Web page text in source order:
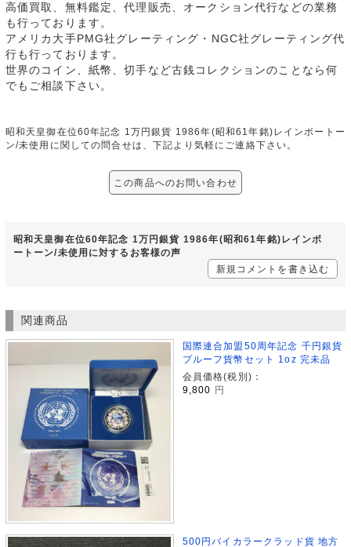
高価買取、無料鑑定、代理販売、オークション代行などの業務
も行っております。
アメリカ大手PMG社グレーティング・NGC社グレーティング代
行も行っております。
世界のコイン、紙幣、切手など古銭コレクションのことなら何
でもご相談下さい。
昭和天皇御在位60年記念 1万円銀貨 1986年(昭和61年銘)レインボートー
ン/未使用に関しての問合せは、下記より気軽にご連絡下さい。
この商品へのお問い合わせ
昭和天皇御在位60年記念 1万円銀貨 1986年(昭和61年銘)レインボ
ートーン/未使用に対するお客様の声
新規コメントを書き込む
関連商品
国際連合加盟50周年記念 千円銀貨
プルーフ貨幣セット 1oz 完未品
会員価格(税別)：
9,800
円
500円バイカラークラッド貨 地方